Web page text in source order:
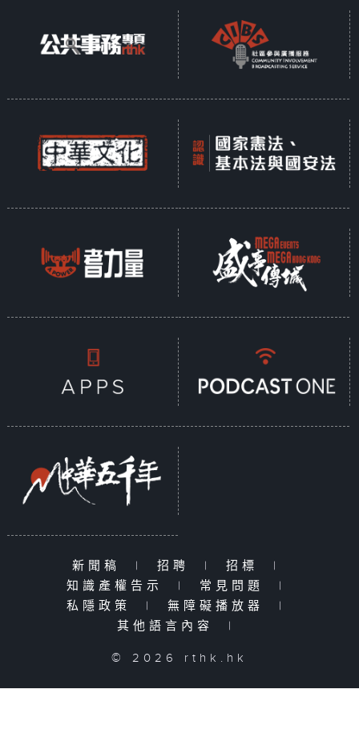
新聞稿 | 招聘 | 招標
|
知識產權告示
| 常見問題
|
私隱政策
| 無障礙播放器
|
其他語言內容
|
© 2026 rthk.hk